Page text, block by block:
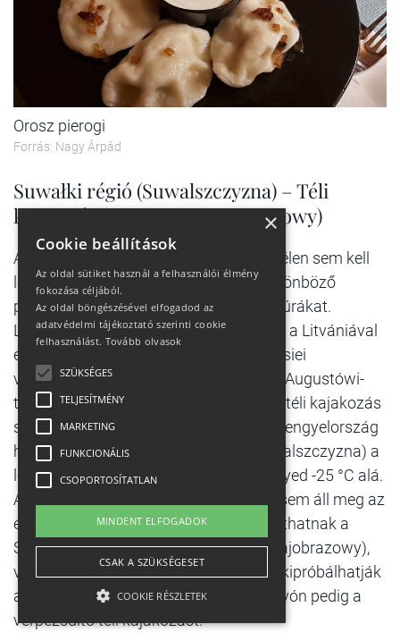
Orosz pierogi
Forrás: Nagy Árpád
Suwałki régió (Suwalszczyzna) – Téli
kajakozás (Zimowe spływ kajakowy)
Aki szereti a vizet és a kajakot, annak télen sem kell
letennie a lapátokat, Lengyelország különböző
pontjain szerveznek ugyanis téli kajaktúrákat.
Lengyelország északkeleti csücskében, a Litvániával
és Fehéroroszországgal határos Podlasiei
vajdaságban (Podlaskie) találhatók az Augustówi-
tavak (Jeziora augustowskie), amely a téli kajakozás
szerelmeseinek mekkája. Itt található Lengyelország
hideg pólusa, a Suwałki régióban (Suwalszczyzna) a
levegő hőmérséklete télen gyakran süllyed -25 °C alá.
A látszattal ellentétben azonban télen sem áll meg az
élet, csak lelassul. A sportrajongók sífuthatnak a
Suwałki Tájparkban (Suwalski Park Krajobrazowy),
varázslatos pályákon szánkózhatnak, kipróbálhatják
a jéghorgászatot, a Czarna Hańcza folyón pedig a
vérpezsdítő téli kajakozást.
×
Cookie beállítások
Az oldal sütiket használ a felhasználói élmény
fokozása céljából.
Az oldal böngészésével elfogadod az
adatvédelmi tájékoztató szerinti cookie
felhasználást. Tovább olvasok
SZÜKSÉGES
TELJESÍTMÉNY
MARKETING
FUNKCIONÁLIS
CSOPORTOSÍTATLAN
MINDENT ELFOGADOK
CSAK A SZÜKSÉGESET
COOKIE RÉSZLETEK